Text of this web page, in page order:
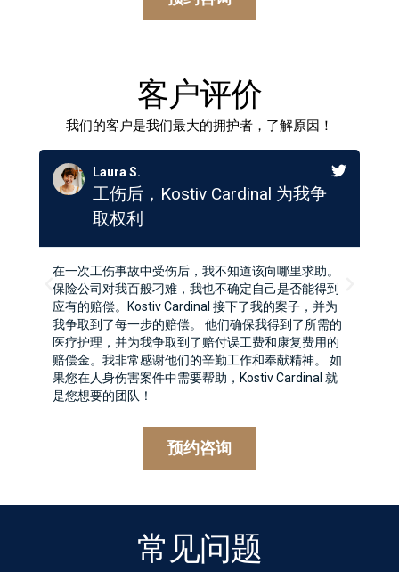
客户评价
我们的客户是我们最大的拥护者，了解原因！
后，Kostiv Cardinal 为我争
故中受伤后，我不知道该向哪里求助。
百般刁难，我也不确定自己是否能得到
Kostiv Cardinal 接下了我的案子，并为
一步的赔偿。 他们确保我得到了所需的
为我争取到了赔付误工费和康复费用的
常感谢他们的辛勤工作和奉献精神。 如
害案件中需要帮助，Kostiv Cardinal 就
何塞．
Kostiv
当我的企业陷入财务困
Kostiv Cardinal 以细心
保护程序，帮助我重组
们制定的战略不仅保护
建所需的喘息空间。多
意才重回正轨，对此我
挑战，我强烈推荐
预约咨询
常见问题